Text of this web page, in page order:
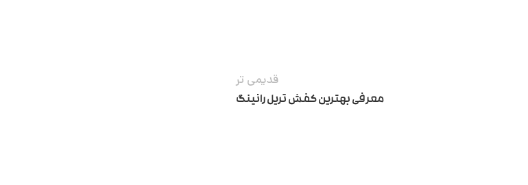
قدیمی تر
معرفی بهترین کفش تریل رانینگ